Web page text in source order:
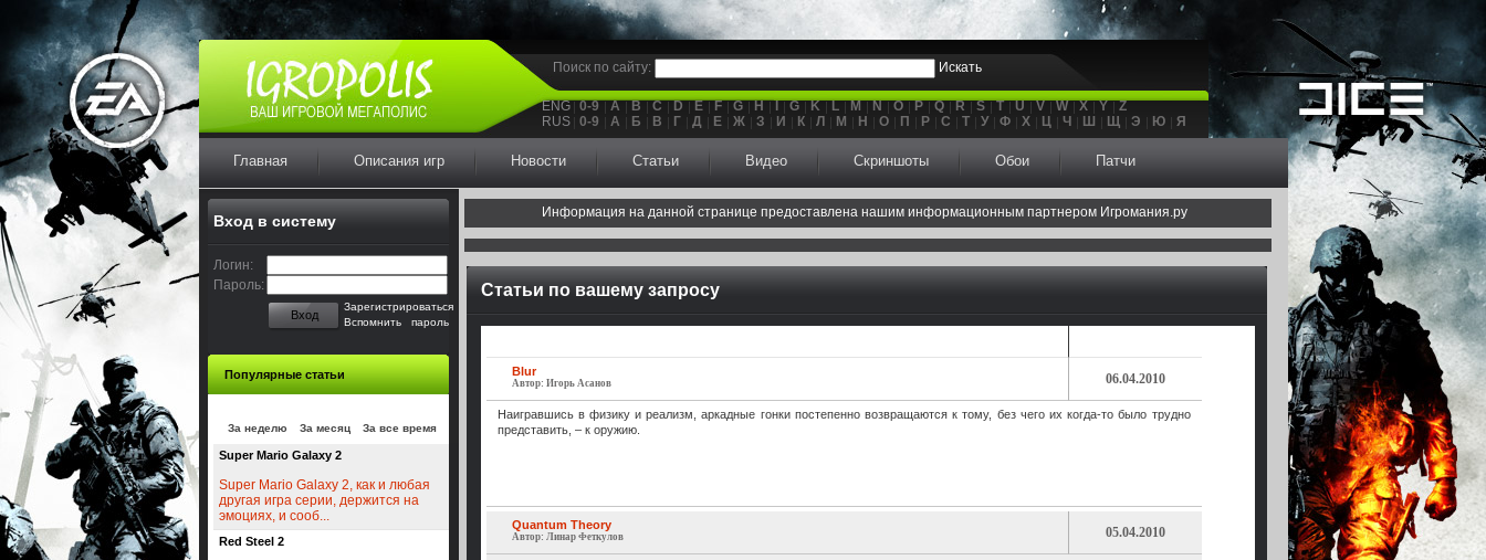
Поиск по сайту: Искать
ENG 0-9 A B C D E F G H G K L M N O P Q R S T U V W X Y
Z
RUS
0-9 А Б В Г Д Е Ж З И К Л М Н О П Р С Т У Ф Х Ц Ч Ш Щ Э Ю Я
Главная Описания игр Новости Статьи Видео Скриншоты Обои Патчи
Вход в систему
Логин:
Пароль:
Вход
Зарегистрироваться
Вспомнить пароль
Популярные статьи
За неделю За месяц За все время
Super Mario Galaxy 2
Super Mario Galaxy 2, как и любая
другая игра серии, держится на
эмоциях, и сооб...
Red Steel 2
Информация на данной странице предоставлена нашим информационным партнером Игромания.ру
Статьи по вашему запросу
Blur
Автор: Игорь Асанов 06.04.2010
Наигравшись в физику и реализм, аркадные гонки постепенно возвращаются к тому, без чего их когда-то было трудно
представить, – к оружию.
Quantum Theory
Автор: Линар Феткулов 05.04.2010